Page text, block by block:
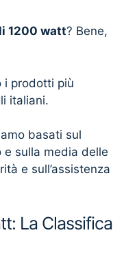
1200 watt? Bene,
i prodotti più
italiani.
basati sul
e sulla media delle
e sull’assistenza
La Classifica